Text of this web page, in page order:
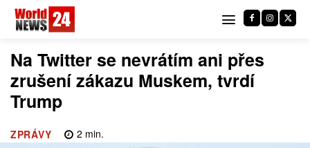
Na Twitter se nevrátím ani přes
zrušení zákazu Muskem, tvrdí
Trump
ZPRÁVY 2 min.